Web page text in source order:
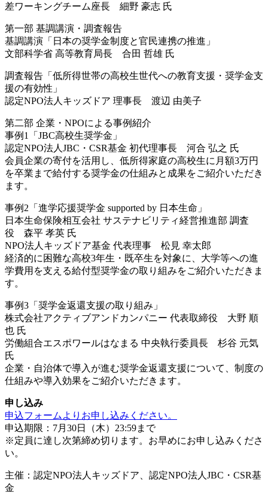
差ワーキングチーム座長 細野 豪志 氏
第一部 基調講演・調査報告
基調講演「日本の奨学金制度と官民連携の推進」
文部科学省 高等教育局長 合田 哲雄 氏
調査報告「低所得世帯の高校生世代への教育支援・奨学金支
援の有効性」
認定NPO法人キッズドア 理事長 渡辺 由美子
第二部 企業・NPOによる事例紹介
事例1「JBC高校生奨学金」
認定NPO法人JBC・CSR基金 初代理事長 河合 弘之 氏
会員企業の寄付を活用し、低所得家庭の高校生に月額3万円
を卒業まで給付する奨学金の仕組みと成果をご紹介いただき
ます。
事例2「進学応援奨学金 supported by 日本生命」
日本生命保険相互会社 サステナビリティ経営推進部 調査
役 森平 孝英 氏
NPO法人キッズドア基金 代表理事 松見 幸太郎
経済的に困難な高校3年生・既卒生を対象に、大学等への進
学費用を支える給付型奨学金の取り組みをご紹介いただきま
す。
事例3「奨学金返還支援の取り組み」
株式会社アクティブアンドカンパニー 代表取締役 大野 順
也 氏
労働組合エスポワールはなまる 中央執行委員長 杉谷 元気
氏
企業・自治体で導入が進む奨学金返還支援について、制度の
仕組みや導入効果をご紹介いただきます。
申し込み
申込フォームよりお申し込みください。
申込期限：7月30日（木）23:59まで
※定員に達し次第締め切ります。お早めにお申し込みくださ
い。
主催：認定NPO法人キッズドア、認定NPO法人JBC・CSR基
金